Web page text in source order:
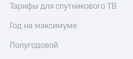
Тарифы для спутникового ТВ
Год на максимуме
Полугодовой